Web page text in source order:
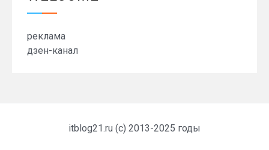
реклама
дзен-канал
itblog21.ru (c) 2013-2025 годы